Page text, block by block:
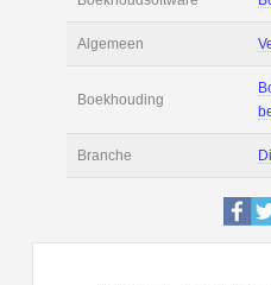
Salaris en tarief